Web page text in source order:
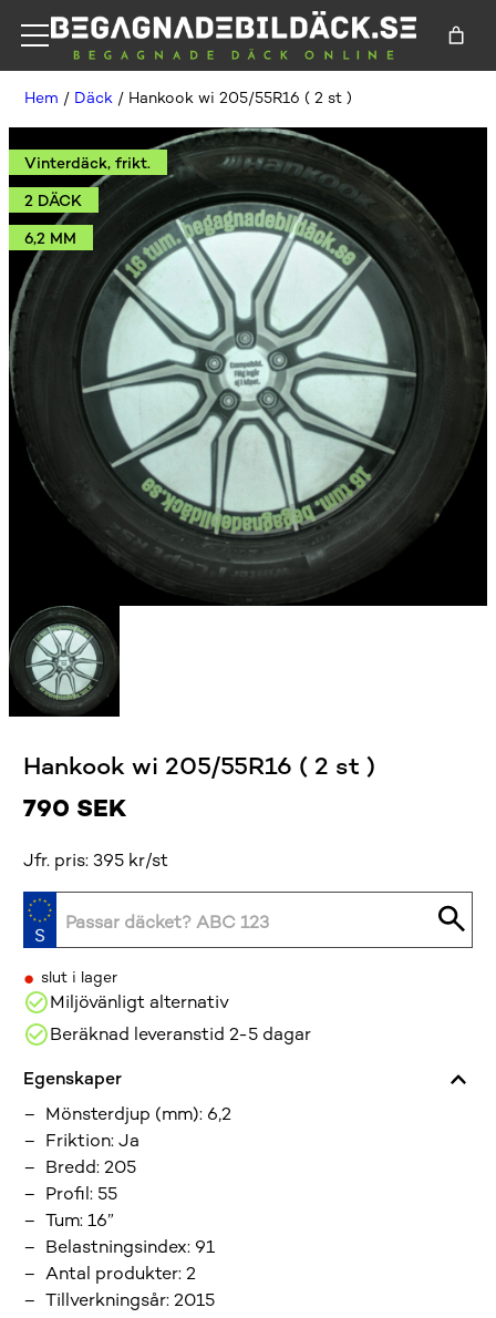
Hem / Däck / Hankook wi 205/55R16 ( 2 st )
Vinterdäck, frikt.
2 DÄCK
6,2 MM
Hankook wi 205/55R16 ( 2 st )
790 SEK
Jfr. pris: 395 kr/st
• slut i lager
Miljövänligt alternativ
Beräknad leveranstid 2-5 dagar
Egenskaper
Mönsterdjup (mm): 6,2
Friktion:Ja
Bredd:205
Profil: 55
Tum:16”
Belastningsindex: 91
Antal produkter:2
Tillverkningsår:2015